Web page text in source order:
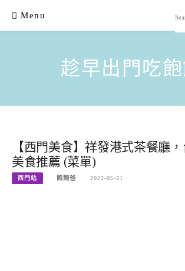
content
Menu
趁早出門吃
【西門美食】祥發港式茶餐廳
美食推薦 (菜單)
西門站 飽飽爸 2022-05-21